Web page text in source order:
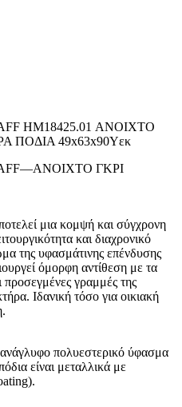
HM18425.01 ΑΝΟΙΧΤΟ
49x63x90Υεκ
ΓΚΡΙ
μια κομψή και σύγχρονη
και διαχρονικό
της υφασμάτινης επένδυσης
όμορφη αντίθεση με τα
γραμμές της
Ιδανική τόσο για οικιακή
ανάγλυφο πολυεστερικό ύφασμα
είναι μεταλλικά με